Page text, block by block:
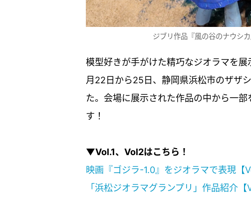
ジブリ作品『風の谷のナウシ
模型好きが手がけた精巧なジオラマを
月22日から25日、静岡県浜松市のザザ
た。会場に展示された作品の中から一
す！
▼Vol.1、Vol2はこちら！
映画『ゴジラ-1.0』をジオラマで表現【
「浜松ジオラマグランプリ」作品紹介【